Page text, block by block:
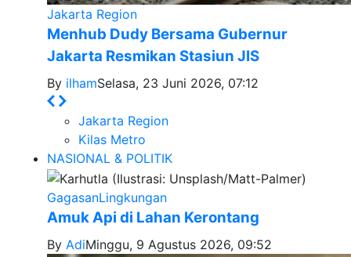
Jakarta Region
Menhub Dudy Bersama Gubernur
Jakarta Resmikan Stasiun JIS
By ilhamSelasa, 23 Juni 2026, 07:12
Jakarta Region
Kilas Metro
NASIONAL & POLITIK
GagasanLingkungan
Amuk Api di Lahan Kerontang
By AdiMinggu, 9 Agustus 2026, 09:52